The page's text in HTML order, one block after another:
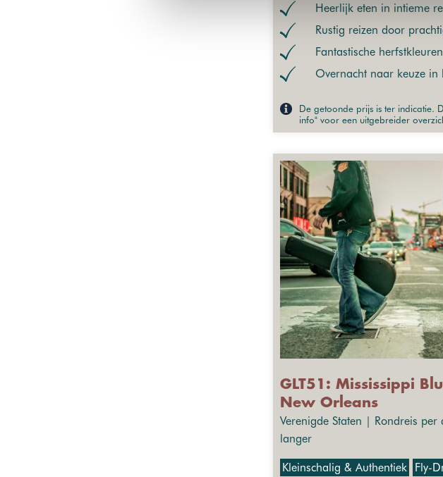
Heerlijk eten in intieme
Rustig reizen door
Fantastische
Overnacht naar keuze in
De getoonde prijs is ter indicatie.
info" voor een uitgebreider
GLT51: Mississippi
New Orleans
Verenigde Staten | Rondreis
langer
Kleinschalig & Authentiek Fly-